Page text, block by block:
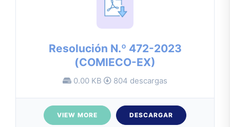
Resolución N.º 472-2023
(COMIECO-EX)
0.00 KB 804 descargas
VIEW MORE DESCARGAR